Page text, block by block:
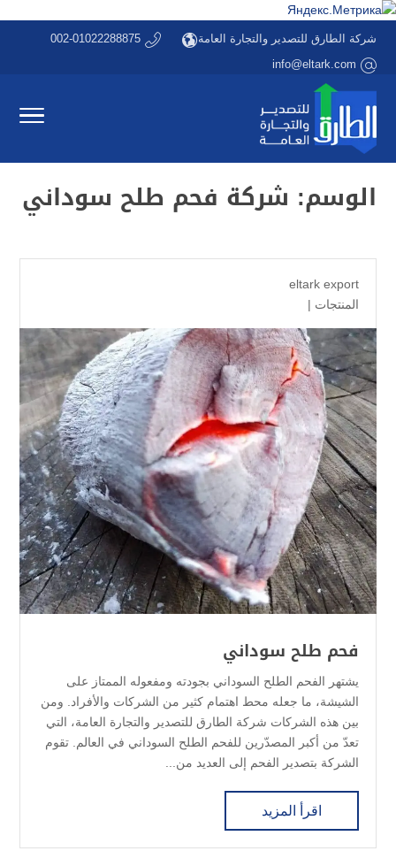
شركة الطارق للتصدير والتجارة العامة
002-01022288875
info@eltark.com
الوسم: شركة فحم طلح سوداني
eltark export
المنتجات |
فحم طلح سوداني
يشتهر الفحم الطلح السوداني بجودته ومفعوله الممتاز على
الشيشة، ما جعله محط اهتمام كثير من الشركات والأفراد. ومن
بين هذه الشركات شركة الطارق للتصدير والتجارة العامة، التي
تعدّ من أكبر المصدّرين للفحم الطلح السوداني في العالم. تقوم
الشركة بتصدير الفحم إلى العديد من...
اقرأ المزيد